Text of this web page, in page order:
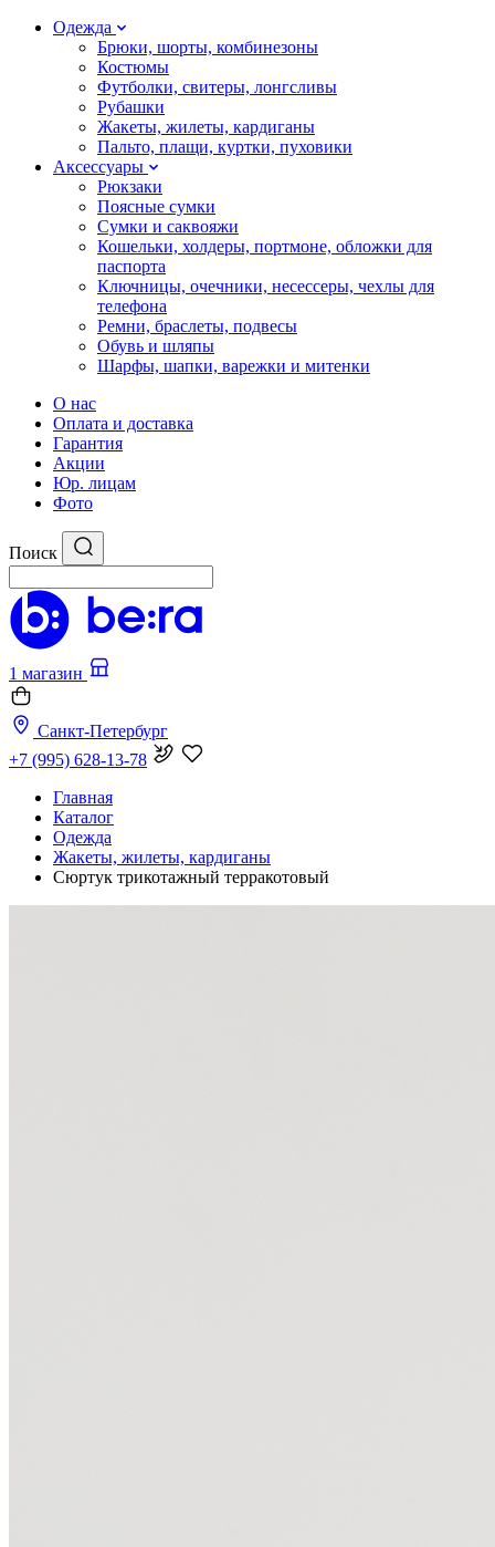
Одежда
Брюки, шорты, комбинезоны
Костюмы
Футболки, свитеры, лонгсливы
Рубашки
Жакеты, жилеты, кардиганы
Пальто, плащи, куртки, пуховики
Аксессуары
Рюкзаки
Поясные сумки
Сумки и саквояжи
Кошельки, холдеры, портмоне, обложки для
паспорта
Ключницы, очечники, несессеры, чехлы для
телефона
Ремни, браслеты, подвесы
Обувь и шляпы
Шарфы, шапки, варежки и митенки
О нас
Оплата и доставка
Гарантия
Акции
Юр. лицам
Фото
Поиск
1 магазин
Санкт-Петербург
+7 (995) 628-13-78
Главная
Каталог
Одежда
Жакеты, жилеты, кардиганы
Сюртук трикотажный терракотовый